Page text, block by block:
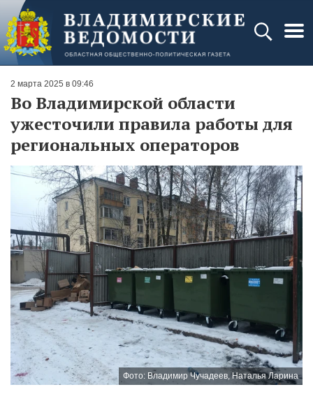
2 марта 2025 в 09:46
Во Владимирской области
ужесточили правила работы для
региональных операторов
Фото: Владимир Чучадеев, Наталья Ларина